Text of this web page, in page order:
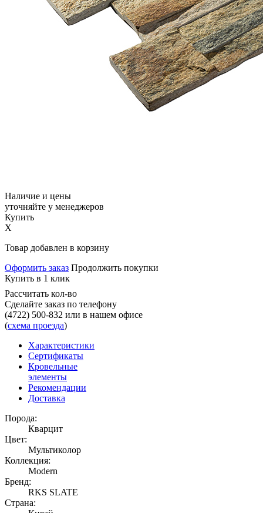
Наличие и цены
уточняйте у менеджеров
Купить
X
Товар добавлен в корзину
Оформить заказ Продолжить покупки
Купить в 1 клик
Рассчитать кол-во
Сделайте заказ по телефону
(4722) 500-832 или в нашем офисе
(схема проезда)
Характеристики
Сертификаты
Кровельные
элементы
Рекомендации
Доставка
Порода:
Кварцит
Цвет:
Мультиколор
Коллекция:
Modern
Бренд:
RKS SLATE
Страна: